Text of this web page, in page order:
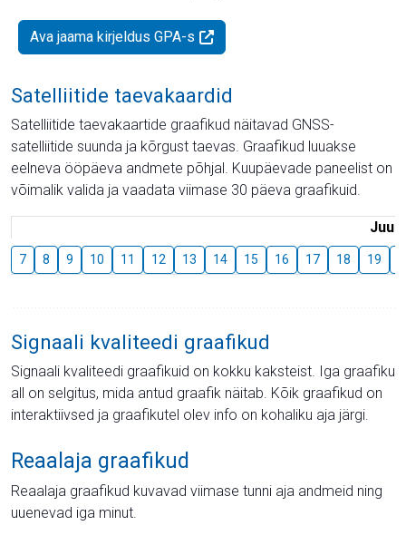
Ava jaama kirjeldus GPA-s
Satelliitide taevakaardid
Satelliitide taevakaartide graafikud näitavad GNSS-
satelliitide suunda ja kõrgust taevas. Graafikud luuakse
eelneva ööpäeva andmete põhjal. Kuupäevade paneelist on
võimalik valida ja vaadata viimase 30 päeva graafikuid.
Juuli
7 8 9 10 11 12 13 14 15 16 17 18 19
Signaali kvaliteedi graafikud
Signaali kvaliteedi graafikuid on kokku kaksteist. Iga graafiku
all on selgitus, mida antud graafik näitab. Kõik graafikud on
interaktiivsed ja graafikutel olev info on kohaliku aja järgi.
Reaalaja graafikud
Reaalaja graafikud kuvavad viimase tunni aja andmeid ning
uuenevad iga minut.